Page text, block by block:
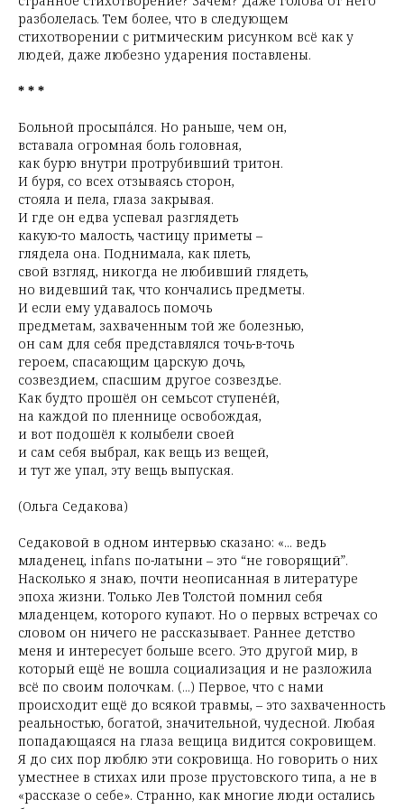
разболелась. Тем более, что в следующем
стихотворении с ритмическим рисунком всё как у
людей, даже любезно ударения поставлены.
* * *
Больной просыпа́лся. Но раньше, чем он,
вставала огромная боль головная,
как бурю внутри протрубивший тритон.
И буря, со всех отзываясь сторон,
стояла и пела, глаза закрывая.
И где он едва успевал разглядеть
какую-то малость, частицу приметы –
глядела она. Поднимала, как плеть,
свой взгляд, никогда не любивший глядеть,
но видевший так, что кончались предметы.
И если ему удавалось помочь
предметам, захваченным той же болезнью,
он сам для себя представлялся точь-в-точь
героем, спасающим царскую дочь,
созвездием, спасшим другое созвездье.
Как будто прошёл он семьсот ступене́й,
на каждой по пленнице освобождая,
и вот подошёл к колыбели своей
и сам себя выбрал, как вещь из вещей,
и тут же упал, эту вещь выпуская.
(Ольга Седакова)
Седаковой в одном интервью сказано: «... ведь
младенец, infans по-латыни – это “не говорящий”.
Насколько я знаю, почти неописанная в литературе
эпоха жизни. Только Лев Толстой помнил себя
младенцем, которого купают. Но о первых встречах со
словом он ничего не рассказывает. Раннее детство
меня и интересует больше всего. Это другой мир, в
который ещё не вошла социализация и не разложила
всё по своим полочкам. (...) Первое, что с нами
происходит ещё до всякой травмы, – это захваченность
реальностью, богатой, значительной, чудесной. Любая
попадающаяся на глаза вещица видится сокровищем.
Я до сих пор люблю эти сокровища. Но говорить о них
уместнее в стихах или прозе прустовского типа, а не в
«рассказе о себе». Странно, как многие люди остались